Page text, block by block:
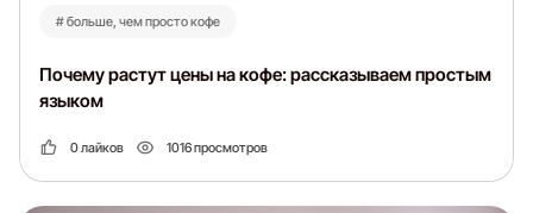
# больше, чем просто кофе
Почему растут цены на кофе: рассказываем простым
языком
0 лайков 1016 просмотров